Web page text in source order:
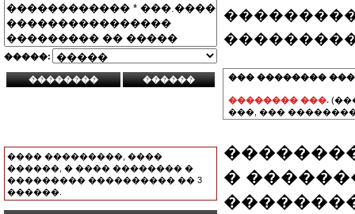
�����:
���� ���������, ����
������, � ���� �������� �
��������� ���������� �� 3
������.
��� ��������
�������� ���.
���, ���
�